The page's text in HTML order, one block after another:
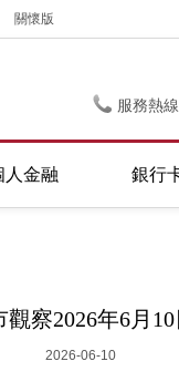
關懷版
服務熱
人金融 銀行
觀察2026年6月
2026-06-10